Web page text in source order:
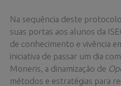
Na sequência deste
suas portas aos alunos da
de conhecimento e vivência
iniciativa de passar um dia
Moneris, a dinamização de
métodos e estratégias para